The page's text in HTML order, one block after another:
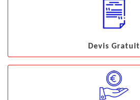
Devis Gratuit